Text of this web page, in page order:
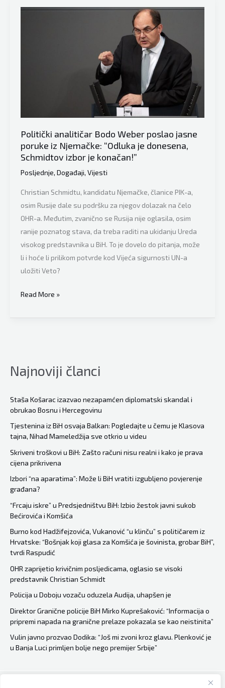
sceni
Politički analitičar Bodo Weber poslao jasne
poruke iz Njemačke: “Odluka je donesena,
Schmidtov izbor je konačan!”
Posljednje, Događaji, Vijesti
Christian Schmidtu, kandidatu Njemačke, članice PIK-a,
osim Rusije dale su podršku za njegov dolazak na čelo
OHR-a. Međutim, zvanično se Rusija nije oglasila, osim
ranije poznatog stava, da treba raditi na ukidanju Ureda
visokog predstavnika u BiH. To je dovelo do pitanja, može
li i hoće li prilikom potvrde kod Vijeća sigurnosti UN-a
uložiti Veto?
Politički
Bodo
poruke
Njemačke:
“Odluka
je
donesena,
Schmidtov
izbor
je
konačan!”
Read More »
Najnoviji članci
Staša Košarac izazvao nezapamćen diplomatski skandal i
obrukao Bosnu i Hercegovinu
Tjestenina iz BiH osvaja Balkan: Pogledajte u čemu je Klasova
tajna, Nihad Mameledžija sve otkrio u videu
Skriveni troškovi u BiH: Zašto računi nisu realni i kako je prava
cijena prikrivena
Izbori “na aparatima”: Može li BiH vratiti izgubljeno povjerenje
građana?
“Frcaju iskre” u Predsjedništvu BiH: Izbio žestok javni sukob
Bećirovića i Komšića
Burno kod Hadžifejzovića, Vukanović “u klinču” s političarem iz
Hrvatske: “Bošnjak koji glasa za Komšića je šovinista, grobar BiH”,
tvrdi Raspudić
OHR zaprijetio krivičnim posljedicama, oglasio se visoki
predstavnik Christian Schmidt
Policija u Doboju vozaču oduzela Audija, uhapšen je
Direktor Granične policije BiH Mirko Kuprešaković: “Informacija o
pripremi napada na granične prelaze pokazala se kao neistinita”
Vulin javno prozvao Dodika: “Još mi zvoni kroz glavu. Plenković je
u Banja Luci primljen bolje nego premijer Srbije”